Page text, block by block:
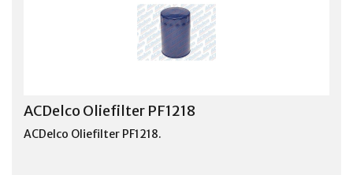
ACDelco Oliefilter PF1218
ACDelco Oliefilter PF1218.